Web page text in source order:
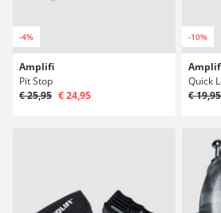
-4%
Amplifi
Pit Stop
€ 25,95 € 24,95
-10%
Quick
€ 19,95